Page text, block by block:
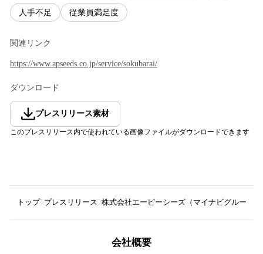
人手不足 従業員満足度
関連リンク
https://www.apseeds.co.jp/service/sokubarai/
ダウンロード
プレスリリース素材
このプレスリリース内で使われている画像ファイルがダウンロードできます
トップ プレスリリース 株式会社エーピーシーズ（マイナビグループ）
会社概要